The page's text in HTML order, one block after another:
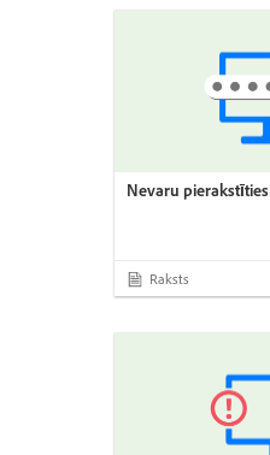
Nevaru pierakstīties
Raksts